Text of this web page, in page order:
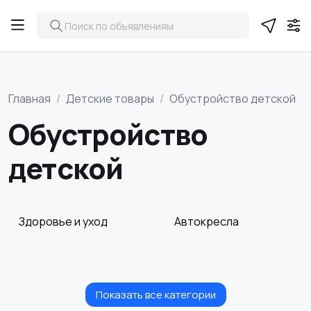
Главная Детские товары Обустройство детской
Обустройство
детской
Здоровье и уход Автокресла
Игрушки и игры 6 Коляски 2
Показать все категории